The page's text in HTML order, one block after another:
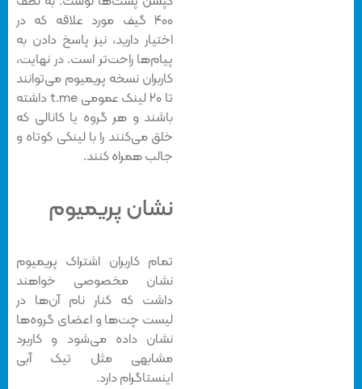
۴۰۰ گیف مورد علاقه که در
اختیار دارید، نیز پاسخ دادن به
پیام‌ها راحت‌تر است. در نهایت،
کاربران نسخه پریمیوم می‌توانند
تا ۲۰ لینک عمومی t.me داشته
باشند و هر گروه یا کانالی که
خلق می‌کنند را با لینکی کوتاه و
جالب همراه کنند.
نشان پریمیوم
تمام کاربران اشتراک پریمیوم
نشان مخصوصی خواهند
داشت که کنار نام آن‌ها در
لیست چت‌ها و اعضای گروه‌ها
نشان داده می‌شود و کاربرد
مشابهی مثل تیک آبی
اینستاگرام دارد.